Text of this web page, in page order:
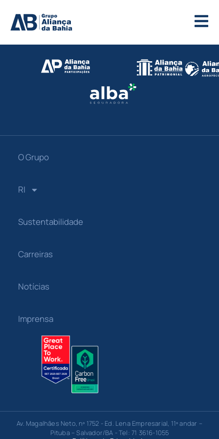
O Grupo
RI
Sustentabilidade
Carreiras
Notícias
Imprensa
Av. Magalhães Neto, nº 1752 - Ed. Lena Empresarial, 11º andar –
Pituba – Salvador/BA - Tel: 71 3616-1055